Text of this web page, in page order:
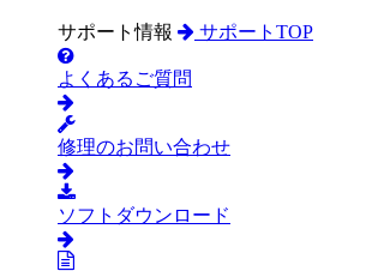
サポート情報 サポートTOP
よくあるご質問
修理のお問い合わせ
ソフトダウンロード